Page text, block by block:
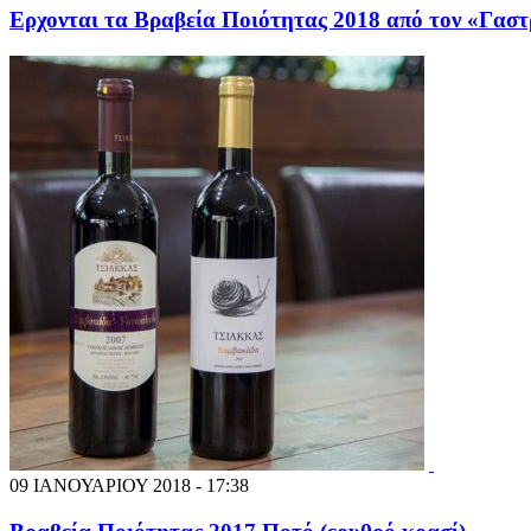
Ερχονται τα Βραβεία Ποιότητας 2018 από τον
09 ΙΑΝΟΥΑΡΙΟΥ 2018 - 17:38